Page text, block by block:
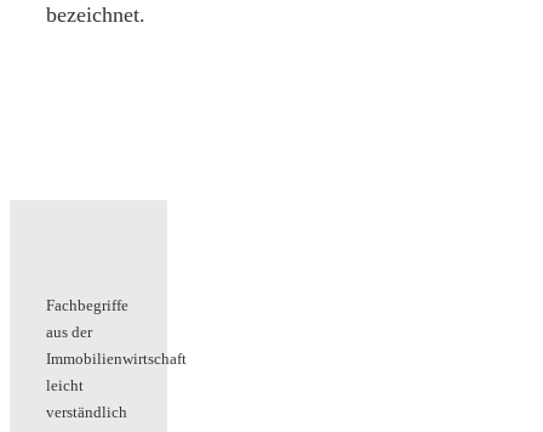
bezeichnet.
Fachbegriffe
aus der
Immobilienwirtschaft
leicht
verständlich